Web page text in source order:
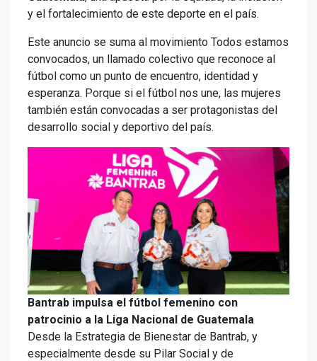
y el fortalecimiento de este deporte en el país.
Este anuncio se suma al movimiento Todos estamos
convocados, un llamado colectivo que reconoce al
fútbol como un punto de encuentro, identidad y
esperanza. Porque si el fútbol nos une, las mujeres
también están convocadas a ser protagonistas del
desarrollo social y deportivo del país.
Bantrab impulsa el fútbol femenino con
patrocinio a la Liga Nacional de Guatemala
Desde la Estrategia de Bienestar de Bantrab, y
especialmente desde su Pilar Social y de